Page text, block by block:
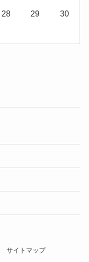
28 29 30
サイトマップ